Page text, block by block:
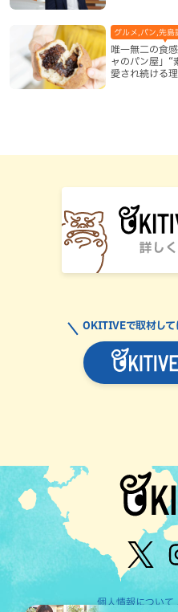
唯一無二の食
ャのパン屋」“
愛され続ける
グルメ,パン,先島
OKITIVEで取材して
個人情報について